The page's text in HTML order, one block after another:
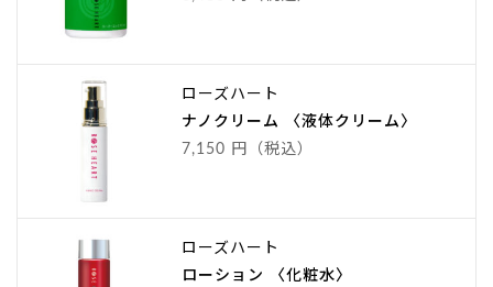
ローズハート
ナノクリーム 〈液体クリーム〉
7,150 円（税込）
ローズハート
ローション 〈化粧水〉